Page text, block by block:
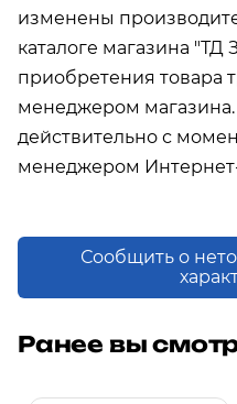
изменены
каталоге магазина "ТД
приобретения товара
менеджером
действительно с
менеджером
Сообщить о
Ранее вы